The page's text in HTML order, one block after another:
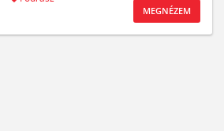
MEGNÉZEM